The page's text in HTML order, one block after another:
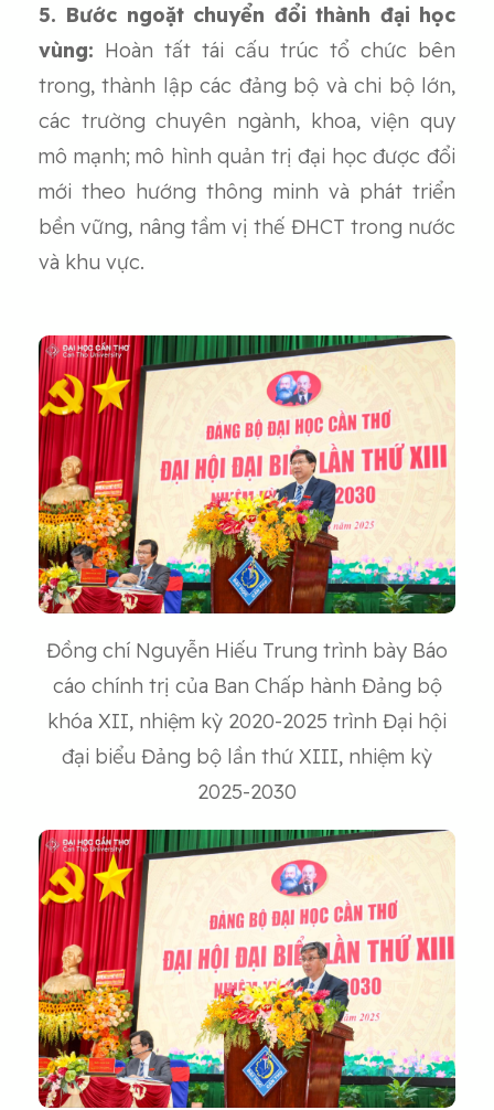
5. Bước ngoặt chuyển đổi thành đại học
vùng: Hoàn tất tái cấu trúc tổ chức bên
trong, thành lập các đảng bộ và chi bộ lớn,
các trường chuyên ngành, khoa, viện quy
mô mạnh; mô hình quản trị đại học được đổi
mới theo hướng thông minh và phát triển
bền vững, nâng tầm vị thế ĐHCT trong nước
và khu vực.
Đồng chí Nguyễn Hiếu Trung trình bày Báo
cáo chính trị của Ban Chấp hành Đảng bộ
khóa XII, nhiệm kỳ 2020-2025 trình Đại hội
đại biểu Đảng bộ lần thứ XIII, nhiệm kỳ
2025-2030